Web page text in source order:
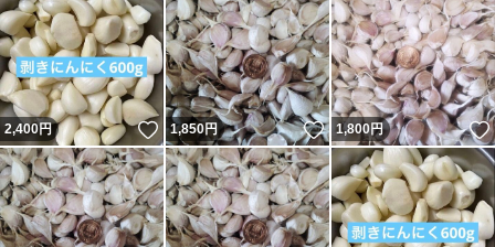
2,400円 いいね！
1,850円 いいね！
1,800円